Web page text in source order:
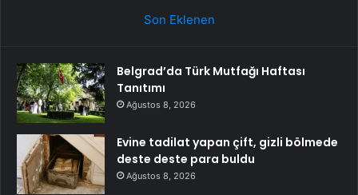
Son Eklenen
Belgrad’da Türk Mutfağı Haftası
Tanıtımı
Ağustos 8, 2026
Evine tadilat yapan çift, gizli bölmede
deste deste para buldu
Ağustos 8, 2026